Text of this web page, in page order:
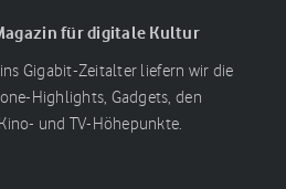
für digitale Kultur
Gigabit-Zeitalter liefern wir die
Highlights, Gadgets, den
und TV-Höhepunkte.